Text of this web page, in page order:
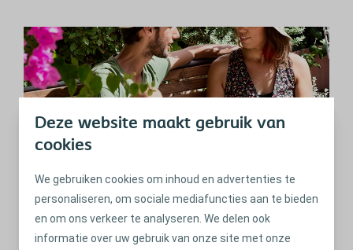
Deze website maakt gebruik van
cookies
We gebruiken cookies om inhoud en advertenties te
personaliseren, om sociale mediafuncties aan te bieden
en om ons verkeer te analyseren. We delen ook
informatie over uw gebruik van onze site met onze
Praten over seks
Hoe u seks kunt bespreken met uw partner of iemand met